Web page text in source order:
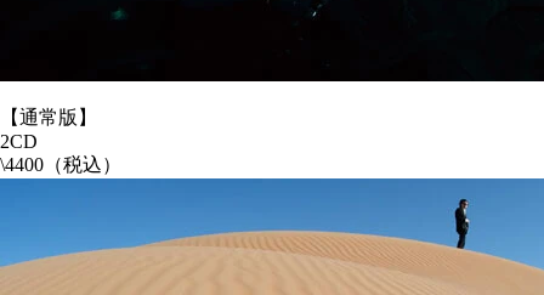
【通常版】
2CD
\4400（税込）